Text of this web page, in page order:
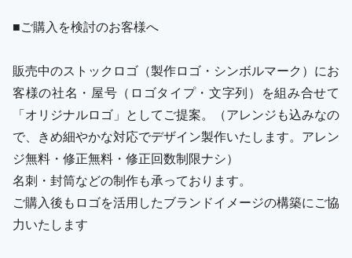
■ご購入を検討のお客様へ
販売中のストックロゴ（製作ロゴ・シンボルマーク）にお
客様の社名・屋号（ロゴタイプ・文字列）を組み合せて
「オリジナルロゴ」としてご提案。（アレンジも込みなの
で、きめ細やかな対応でデザイン製作いたします。アレン
ジ無料・修正無料・修正回数制限ナシ）
名刺・封筒などの制作も承っております。
ご購入後もロゴを活用したブランドイメージの構築にご協
力いたします